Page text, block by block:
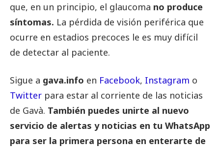
que, en un principio, el glaucoma no produce
síntomas. La pérdida de visión periférica que
ocurre en estadios precoces le es muy difícil
de detectar al paciente.
Sigue a gava.info en Facebook, Instagram o
Twitter para estar al corriente de las noticias
de Gavà. También puedes unirte al nuevo
servicio de alertas y noticias en tu WhatsApp
para ser la primera persona en enterarte de